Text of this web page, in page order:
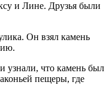
и Лине. Друзья были
Он взял камень
узнали, что камень был
пещеры, где